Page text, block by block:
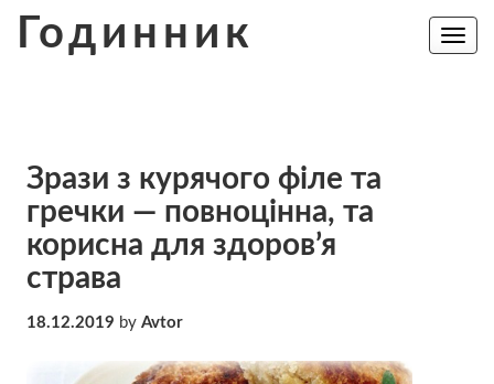
Годинник
Toggle
Зрази з курячого філе та
гречки — повноцінна, та
корисна для здоров’я
страва
18.12.2019 by Avtor